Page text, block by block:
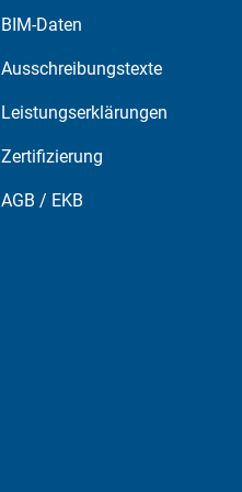
BIM-Daten
Ausschreibungstexte
Leistungserklärungen
Zertifizierung
AGB / EKB